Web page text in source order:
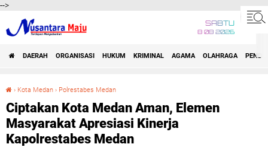
-->
SABTU
8 08 2026
DAERAH ORGANISASI HUKUM KRIMINAL AGAMA OLAHRAGA
› Kota Medan › Polrestabes Medan
Ciptakan Kota Medan Aman, Elemen
Masyarakat Apresiasi Kinerja
Kapolrestabes Medan